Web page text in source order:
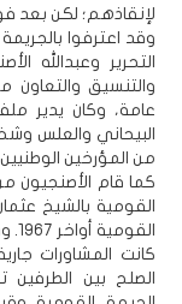
لإنقاذهم؛ لكن بعد
وقد اعترفوا
التحرير وعبدالله
والتنسيق والتعاون
عامة، وكان يدير
البيحاني والعلس
من المؤرخين
كما قام الأصنجيون
القومية بالشيخ
كانت المشاورات
الصلح بين